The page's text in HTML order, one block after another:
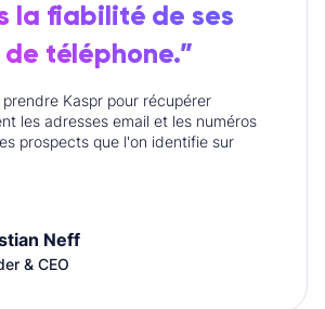
la fiabilité de ses
de téléphone.”
prendre Kaspr pour récupérer
les adresses email et les numéros
prospects que l'on identifie sur
Neff
& CEO